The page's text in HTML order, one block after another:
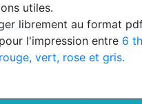
utiles.
librement au format
l'impression entre 6
vert, rose et gris.